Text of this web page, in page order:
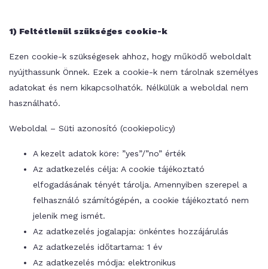
1) Feltétlenül szükséges cookie-k
Ezen cookie-k szükségesek ahhoz, hogy működő weboldalt
nyújthassunk Önnek. Ezek a cookie-k nem tárolnak személyes
adatokat és nem kikapcsolhatók. Nélkülük a weboldal nem
használható.
Weboldal – Süti azonosító (cookiepolicy)
A kezelt adatok köre: ”yes”/”no” érték
Az adatkezelés célja: A cookie tájékoztató
elfogadásának tényét tárolja. Amennyiben szerepel a
felhasználó számítógépén, a cookie tájékoztató nem
jelenik meg ismét.
Az adatkezelés jogalapja: önkéntes hozzájárulás
Az adatkezelés időtartama: 1 év
Az adatkezelés módja: elektronikus